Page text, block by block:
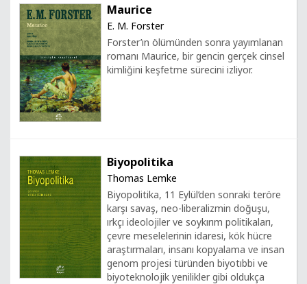
Maurice
E. M. Forster
Forster’ın ölümünden sonra yayımlanan
romanı Maurice, bir gencin gerçek cinsel
kimliğini keşfetme sürecini izliyor.
Biyopolitika
Thomas Lemke
Biyopolitika, 11 Eylül’den sonraki teröre
karşı savaş, neo-liberalizmin doğuşu,
ırkçı ideolojiler ve soykırım politikaları,
çevre meselelerinin idaresi, kök hücre
araştırmaları, insanı kopyalama ve insan
genom projesi türünden biyotıbbi ve
biyoteknolojik yenilikler gibi oldukça